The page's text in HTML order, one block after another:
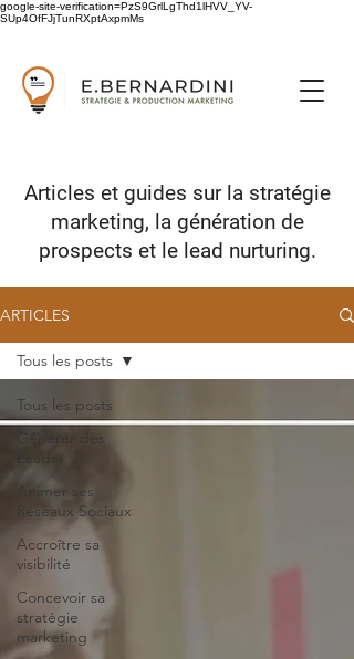
google-site-verification=PzS9GrlLgThd1lHVV_YV-
SUp4OfFJjTunRXptAxpmMs
Articles et guides surla stratégie
marketing, la génération de
prospects et le lead nurturing.
ARTICLES
Tous les posts
Générer des
Animer ses
Réseaux Sociaux
Accroître sa
visibilité
Concevoir sa
stratégie
marketing
Tous les posts